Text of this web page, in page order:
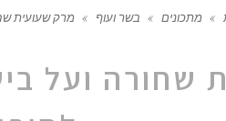
» מתכונים » בשר ועוף » מרק שעועית
שחורה ועל